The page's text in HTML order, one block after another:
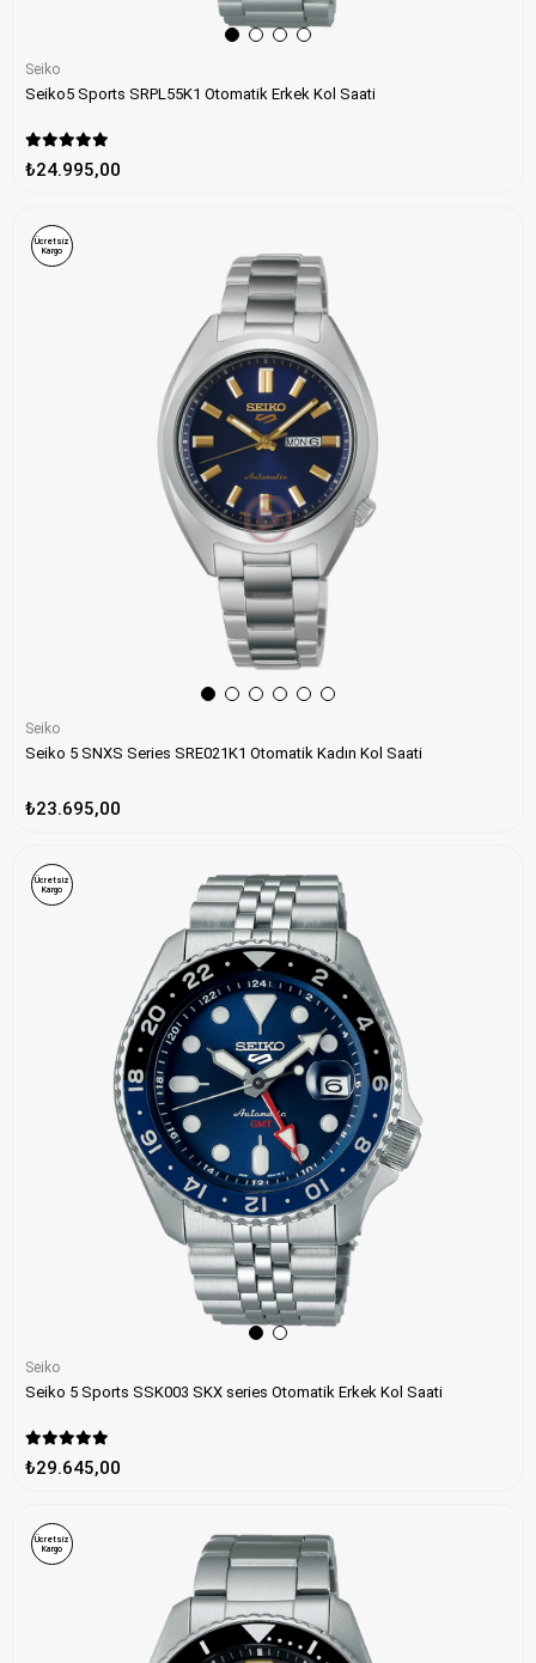
Seiko
Seiko5 Sports SRPL55K1 Otomatik Erkek Kol Saati
₺24.995,00
Seiko
Seiko 5 SNXS Series SRE021K1 Otomatik Kadın Kol Saati
₺23.695,00
Ücretsiz
Kargo
Seiko
Seiko 5 Sports SSK003 SKX series Otomatik Erkek Kol Saati
₺29.645,00
Ücretsiz
Kargo
Ücretsiz
Kargo